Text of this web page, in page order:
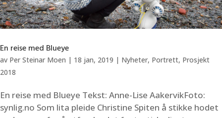
En reise med Blueye
av Per Steinar Moen | 18 jan, 2019 | Nyheter, Portrett, Prosjekt
2018
En reise med Blueye Tekst: Anne-Lise AakervikFoto:
synlig.no Som lita pleide Christine Spiten å stikke hodet